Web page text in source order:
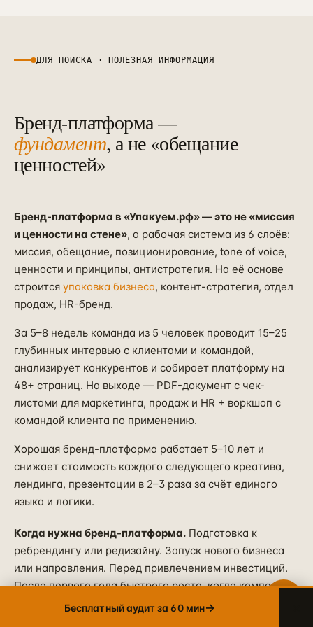
айдентики. Платформа становится ТЗ
ДЛЯ ПОИСКА · ПОЛЕЗНАЯ ИНФОРМАЦИЯ
Бренд-платформа —
фундамент, а не «обещание
ценностей»
Бренд-платформа в «Упакуем.рф» — это не «миссия
и ценности на стене», а рабочая система из 6 слоёв:
миссия, обещание, позиционирование, tone of voice,
ценности и принципы, антистратегия. На её основе
строится упаковка бизнеса, контент-стратегия, отдел
продаж, HR-бренд.
За 5–8 недель команда из 5 человек проводит 15–25
глубинных интервью с клиентами и командой,
анализирует конкурентов и собирает платформу на
48+ страниц. На выходе — PDF-документ с чек-
листами для маркетинга, продаж и HR + воркшоп с
командой клиента по применению.
Хорошая бренд-платформа работает 5–10 лет и
снижает стоимость каждого следующего креатива,
лендинга, презентации в 2–3 раза за счёт единого
языка и логики.
Когда нужна бренд-платформа. Подготовка к
ребрендингу или редизайну. Запуск нового бизнеса
или направления. Перед привлечением инвестиций.
После первого года быстрого роста, когда компания
«потеряла себя».
Telegram
+7 905 456-75-58 · ОТВЕТИМ В ТЕЧЕНИЕ ЧАСА
WhatsApp
+7 905 456-75-58 · С 9 ДО 21 МСК
→
+7 905 456-75-58 · РОССИЙСКИЙ МЕССЕНДЖЕР
8 800 600·80·96
info@упакуем.рф
EMAIL · ОТВЕТ В ТЕЧЕНИЕ ДНЯ
Бесплатный аудит за 60 мин→